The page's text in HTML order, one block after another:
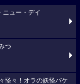
ュー・デイ
つ
怪々！オラの妖怪バケ